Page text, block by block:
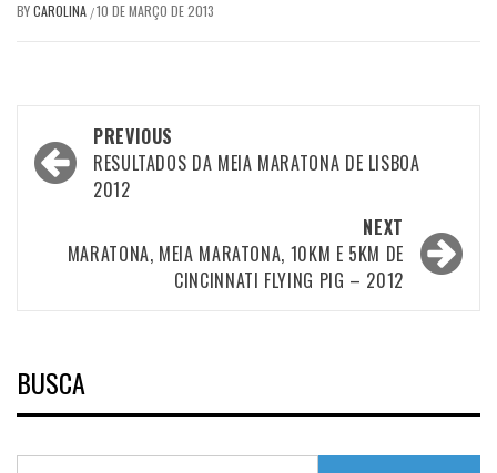
BYCAROLINA /10 DE MARÇO DE 2013
Post
navigation
PREVIOUS
RESULTADOS DA MEIA MARATONA DE LISBOA
2012
NEXT
MARATONA, MEIA MARATONA, 10KM E 5KM DE
CINCINNATI FLYING PIG – 2012
BUSCA